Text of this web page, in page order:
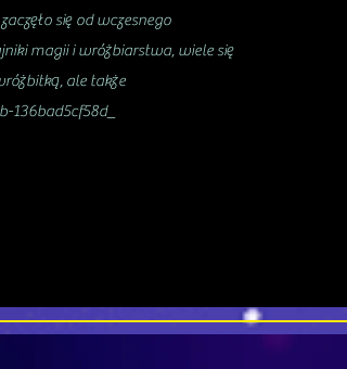
się od wczesnego
magii i wróżbiarstwa, wiele się
ale także
136bad5cf58d_